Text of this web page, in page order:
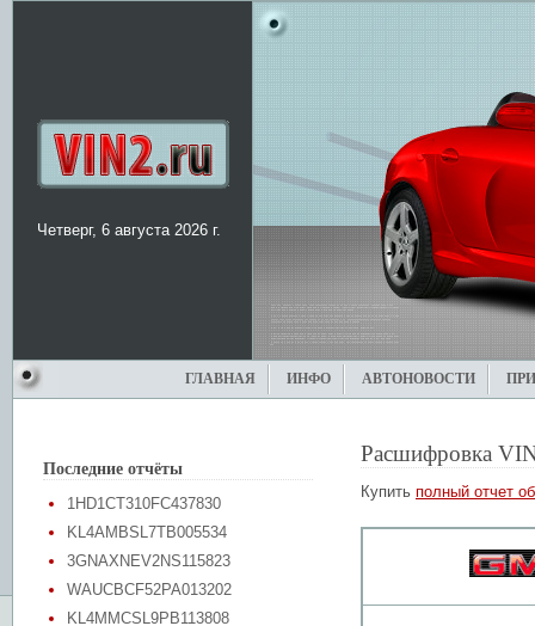
Четверг, 6 августа 2026 г.
ГЛАВНАЯ ИНФО АВТОНОВОСТИ
Последние отчёты
1HD1CT310FC437830
KL4AMBSL7TB005534
3GNAXNEV2NS115823
WAUCBCF52PA013202
KL4MMCSL9PB113808
Расшифровка
Купить полный отчет